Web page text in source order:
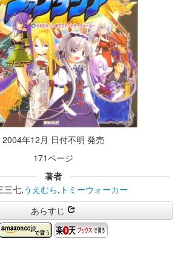
2004年12月 日付不明 発売
171ページ
著者
三七,うえむら, トミーウォーカー
あらすじ